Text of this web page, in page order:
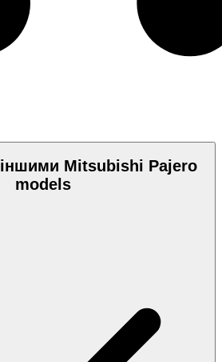
Mitsubishi Pajero
models